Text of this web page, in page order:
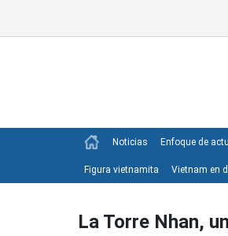
Noticias Enfoque de
Figura vietnamita Vietnam en
La Torre Nhan,